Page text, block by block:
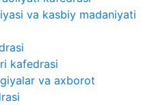
va kasbiy madaniyati
kafedrasi
va axborot